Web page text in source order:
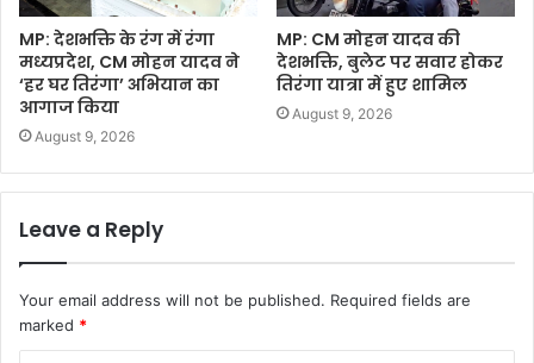
MP: देशभक्ति के रंग में रंगा
मध्यप्रदेश, CM मोहन यादव ने
‘हर घर तिरंगा’ अभियान का
आगाज किया
August 9, 2026
MP: CM मोहन यादव की
देशभक्ति, बुलेट पर सवार होकर
तिरंगा यात्रा में हुए शामिल
August 9, 2026
Leave a Reply
Your email address will not be published. Required fields are
marked *